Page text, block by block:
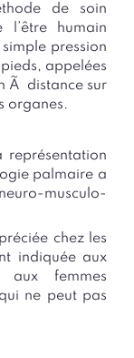
de soin
l’être humain
pression
appelées
Ã distance sur
organes.
représentation
palmaire a
musculo-
chez les
indiquée aux
aux femmes
ne peut pas